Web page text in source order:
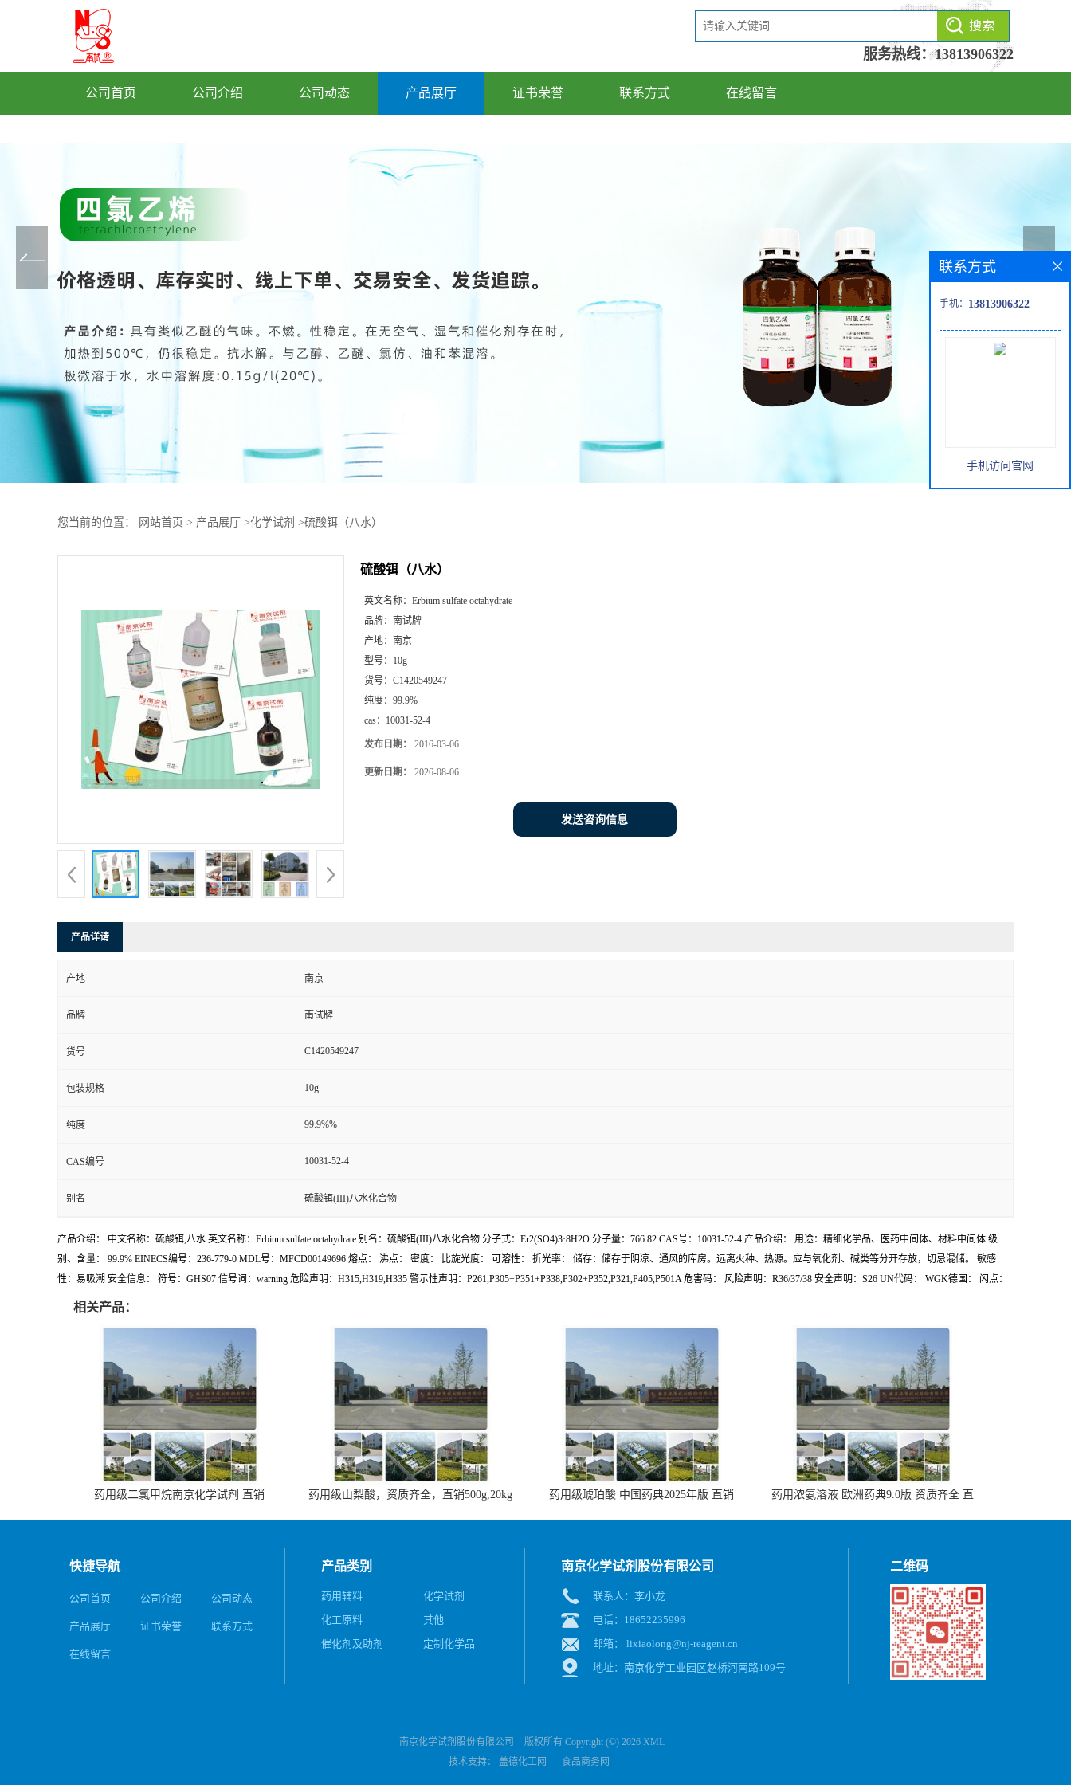
服务热线：13813906322
公司首页 公司介绍 公司动态 产品展厅 证书荣誉 联系方式 在线留言
您当前的位置： 网站首页 > 产品展厅 >化学试剂 >硫酸铒（八水）
硫酸铒（八水）
英文名称： Erbium sulfate octahydrate
品牌： 南试牌
产地： 南京
型号： 10g
货号： C1420549247
纯度： 99.9%
cas： 10031-52-4
发布日期： 2016-03-06
更新日期： 2026-08-06
发送咨询信息
产品详请
产地 南京
品牌 南试牌
货号 C1420549247
包装规格 10g
纯度 99.9%%
CAS编号 10031-52-4
别名 硫酸铒(III)八水化合物
产品介绍： 中文名称：硫酸铒,八水 英文名称：Erbium sulfate octahydrate 别名：硫酸铒(III)八水化合物 分子式：Er2(SO4)3·8H2O 分子量：766.82 CAS号：10031-52-4 产品介绍： 用途：精细化学品、医药中间体、材料中间体 级
别、含量： 99.9% EINECS编号：236-779-0 MDL号：MFCD00149696 熔点： 沸点： 密度： 比旋光度： 可溶性： 折光率： 储存：储存于阴凉、通风的库房。远离火种、热源。应与氧化剂、碱类等分开存放，切忌混储。 敏感
性：易吸潮 安全信息： 符号：GHS07 信号词：warning 危险声明：H315,H319,H335 警示性声明：P261,P305+P351+P338,P302+P352,P321,P405,P501A 危害码： 风险声明：R36/37/38 安全声明：S26 UN代码： WGK德国： 闪点：
相关产品：
药用级二氯甲烷南京化学试剂 直销 药用级山梨酸，资质齐全，直销500g,20kg 药用级琥珀酸 中国药典2025年版 直销
药用浓氨溶液 欧洲药典9.0版 资质齐全 直
联系方式
手机： 13813906322
手机访问官网
快捷导航
公司首页 公司介绍 公司动态
产品展厅 证书荣誉 联系方式
在线留言
产品类别
药用辅料
化学试剂
化工原料
其他
催化剂及助剂
定制化学品
南京化学试剂股份有限公司
联系人：李小龙
电话：18652235996
邮箱： lixiaolong@nj-reagent.cn
地址：南京化学工业园区赵桥河南路109号
二维码
南京化学试剂股份有限公司 版权所有 Copyright (©) 2026 XML
技术支持： 盖德化工网 食品商务网